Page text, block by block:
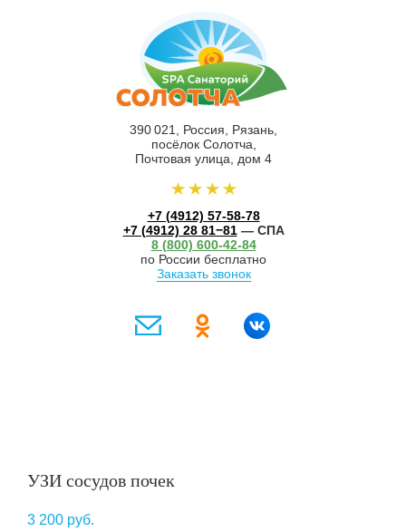
390 021, Россия, Рязань,
посёлок Солотча,
Почтовая улица, дом 4
+7 (4912) 57-58-78
+7 (4912) 28 81−81— СПА
8 (800) 600-42-84
по России бесплатно
Заказать звонок
УЗИ сосудов почек
3 200 руб.